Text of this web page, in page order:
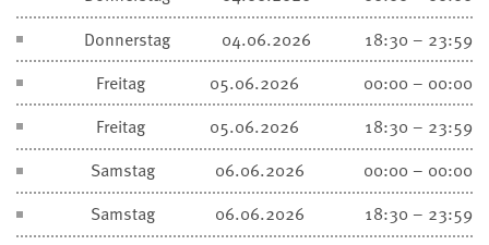
Donnerstag
04.06.2026
18:30 – 23:59
Freitag
05.06.2026
00:00 – 00:00
Freitag
05.06.2026
18:30 – 23:59
Samstag
06.06.2026
00:00 – 00:00
Samstag
06.06.2026
18:30 – 23:59